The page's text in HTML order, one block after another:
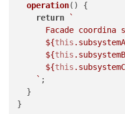
operation( ) {
return
`
Facade coordina
${this
${this
${this
    `
;
  }
}